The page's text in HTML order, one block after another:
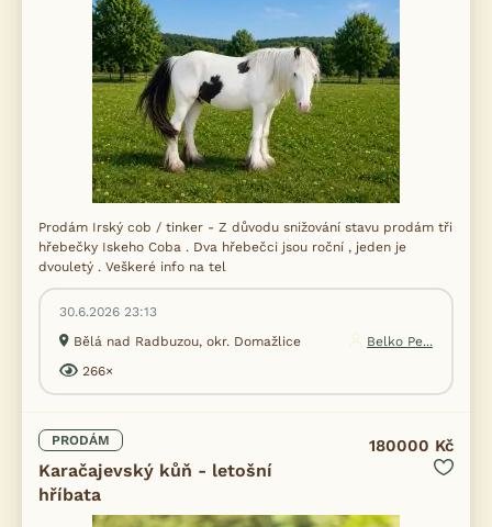
Prodám Irský cob / tinker - Z důvodu snižování stavu prodám tři
hřebečky Iskeho Coba . Dva hřebečci jsou roční , jeden je
dvouletý . Veškeré info na tel
30.6.2026 23:13
Bělá nad Radbuzou, okr. Domažlice
Belko Pe...
266×
PRODÁM
Karačajevský kůň - letošní
hříbata
180000 Kč